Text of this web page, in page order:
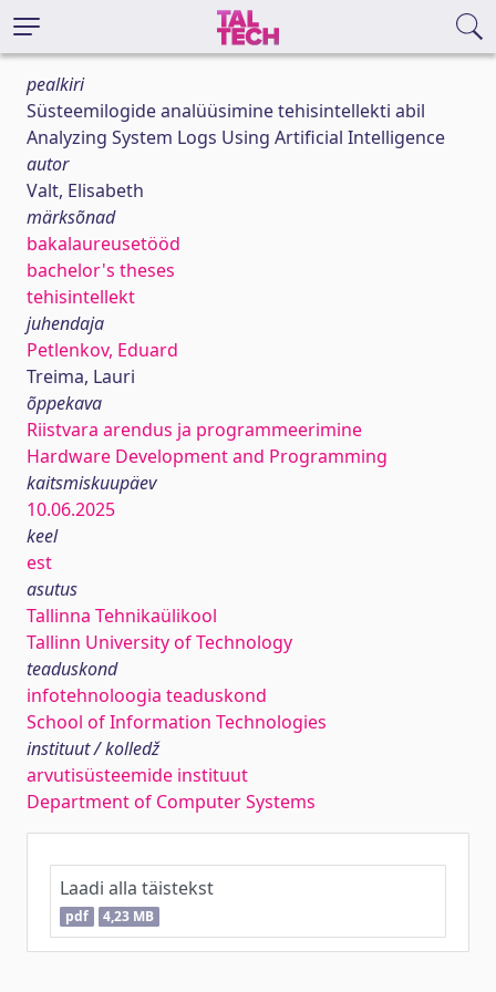
pealkiri
Süsteemilogide analüüsimine tehisintellekti abil
Analyzing System Logs Using Artificial Intelligence
autor
Valt, Elisabeth
märksõnad
bakalaureusetööd
bachelor's theses
tehisintellekt
juhendaja
Petlenkov, Eduard
Treima, Lauri
õppekava
Riistvara arendus ja programmeerimine
Hardware Development and Programming
kaitsmiskuupäev
10.06.2025
keel
est
asutus
Tallinna Tehnikaülikool
Tallinn University of Technology
teaduskond
infotehnoloogia teaduskond
School of Information Technologies
instituut / kolledž
arvutisüsteemide instituut
Department of Computer Systems
Laadi alla täistekst
pdf 4,23 MB